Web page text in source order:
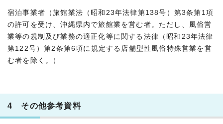
宿泊事業者（旅館業法（昭和23年法律第138号）第3条第1項
の許可を受け、沖縄県内で旅館業を営む者。ただし、風俗営
業等の規制及び業務の適正化等に関する法律（昭和23年法律
第122号）第2条第6項に規定する店舗型性風俗特殊営業を営
む者を除く。）
4 その他参考資料